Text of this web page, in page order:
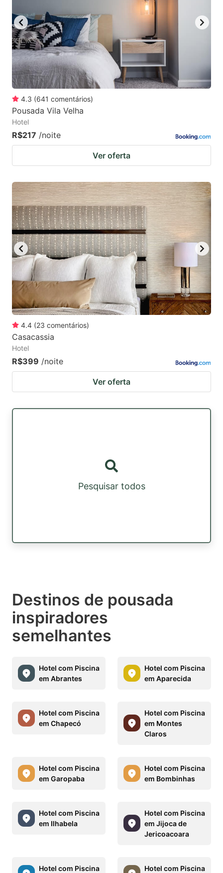
4.3 (641 comentários)
Pousada Vila Velha
Hotel
R$217 /noite
Ver oferta
4.4 (23 comentários)
Casacassia
Hotel
R$399 /noite
Ver oferta
Pesquisar todos
Destinos de pousada
inspiradores
semelhantes
Hotel com Piscina
em Abrantes
Hotel com Piscina
em Aparecida
Hotel com Piscina
em Chapecó
Hotel com Piscina
em Montes
Claros
Hotel com Piscina
em Garopaba
Hotel com Piscina
em Bombinhas
Hotel com Piscina
em Ilhabela
Hotel com Piscina
em Jijoca de
Jericoacoara
Hotel com Piscina Hotel com Piscina